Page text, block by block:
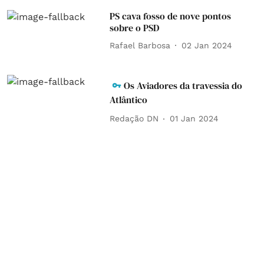
PS cava fosso de nove pontos
sobre o PSD
Rafael Barbosa 02 Jan 2024
Os Aviadores da travessia do
Atlântico
Redação DN 01 Jan 2024